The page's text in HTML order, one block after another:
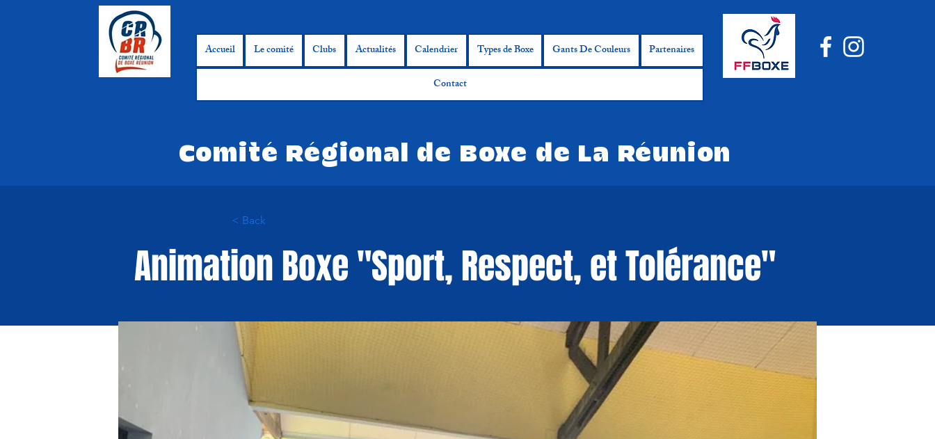
Accueil Le comité Clubs Actualités Calendrier Types de Boxe Gants De Couleurs
Partenaires
Contact
Comité Régional de Boxe de La Réunion
< Back
Animation Boxe "Sport, Respect, et Tolérance"